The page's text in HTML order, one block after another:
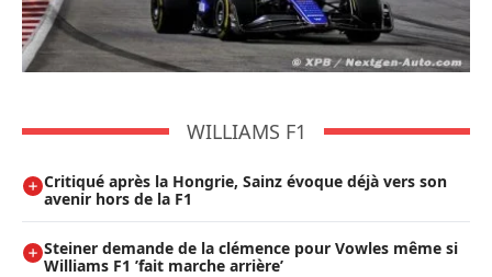
WILLIAMS F1
Critiqué après la Hongrie, Sainz évoque déjà vers son
avenir hors de la F1
Steiner demande de la clémence pour Vowles même si
Williams F1 ’fait marche arrière’